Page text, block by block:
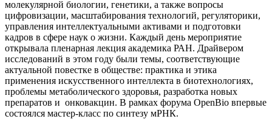
молекулярной биологии, генетики, а также вопросы
цифровизации, масштабирования технологий, регуляторики,
управления интеллектуальными активами и подготовки
кадров в сфере наук о жизни. Каждый день мероприятие
открывала пленарная лекция академика РАН. Драйвером
исследований в этом году были темы, соответствующие
актуальной повестке в обществе: практика и этика
применения искусственного интеллекта в биотехнологиях,
проблемы метаболического здоровья, разработка новых
препаратов и онковакцин. В рамках форума OpenBio впервые
состоялся мастер-класс по синтезу мРНК.